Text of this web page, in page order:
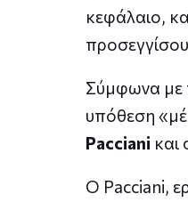
κεφάλαιο,
Σύμφωνα με
υπόθεση
Pacciani και
Ο Pacciani,